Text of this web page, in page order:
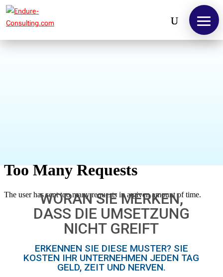
WORAN SIE MERKEN,
DASS DIE UMSETZUNG
NICHT GREIFT
ERKENNEN SIE DIESE MUSTER? SIE
KOSTEN IHR UNTERNEHMEN JEDEN TAG
GELD, ZEIT UND NERVEN.